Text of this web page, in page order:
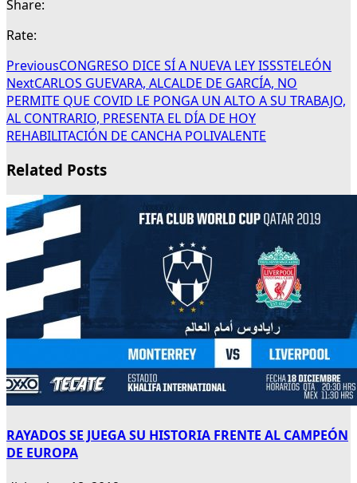
Share:
Rate:
PreviousCONGRESO DICE SÍ A NUEVA LEY ISSSTELEÓN
NextCARLOS GUEVARA, ALCALDE DE GARCÍA, NO
PERMITE QUE COVID LE PONGA UN ALTO A SU TRABAJO,
AL CONTRARIO, PRESENTA EL DÍA DE HOY
REHABILITACIÓN DE CANCHA POLIVALENTE
Related Posts
RAYADOS SE JUEGA SU HISTORIA FRENTE AL CAMPEÓN
DE EUROPA